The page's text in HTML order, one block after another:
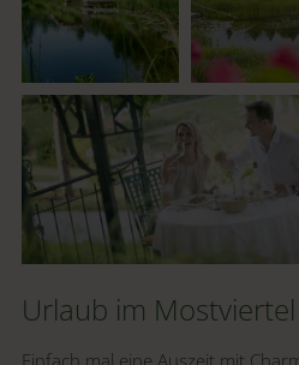
Urlaub im Mostviertel
Einfach mal eine Auszeit mit